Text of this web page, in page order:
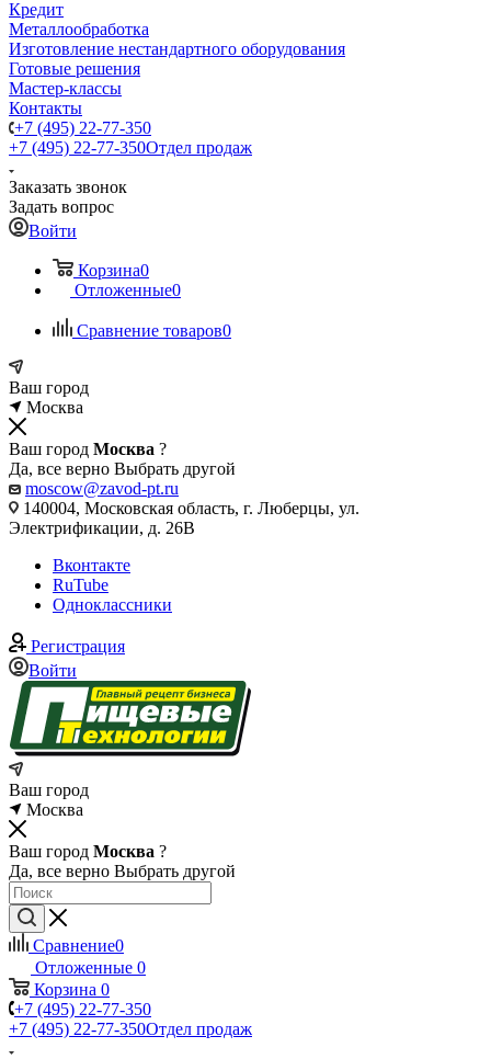
Кредит
Металлообработка
Изготовление нестандартного оборудования
Готовые решения
Мастер-классы
Контакты
+7 (495) 22-77-350
+7 (495) 22-77-350Отдел продаж
Заказать звонок
Задать вопрос
Войти
Корзина0
Отложенные0
Сравнение товаров0
Ваш город
Москва
Ваш город Москва ?
Да, все верно Выбрать другой
moscow@zavod-pt.ru
140004, Московская область, г. Люберцы, ул.
Электрификации, д. 26В
Вконтакте
RuTube
Одноклассники
Регистрация
Войти
Ваш город
Москва
Ваш город Москва ?
Да, все верно Выбрать другой
Сравнение0
Отложенные 0
Корзина 0
+7 (495) 22-77-350
+7 (495) 22-77-350Отдел продаж